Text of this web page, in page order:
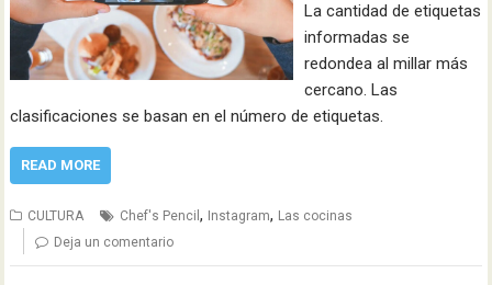
La cantidad de etiquetas
informadas se
redondea al millar más
cercano. Las
clasificaciones se basan en el número de etiquetas.
READ MORE
CULTURA Chef's Pencil, Instagram, Las cocinas
Deja un comentario